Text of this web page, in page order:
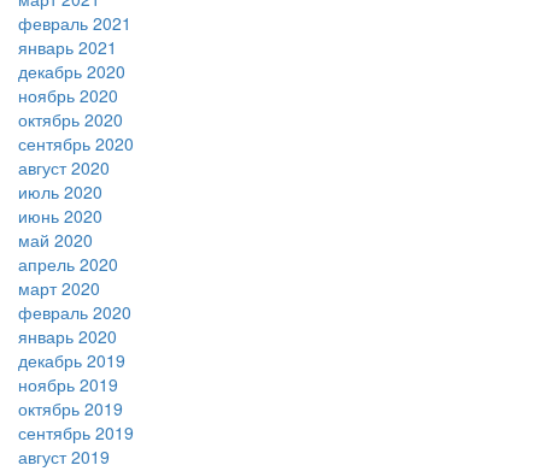
февраль 2021
январь 2021
декабрь 2020
ноябрь 2020
октябрь 2020
сентябрь 2020
август 2020
июль 2020
июнь 2020
май 2020
апрель 2020
март 2020
февраль 2020
январь 2020
декабрь 2019
ноябрь 2019
октябрь 2019
сентябрь 2019
август 2019